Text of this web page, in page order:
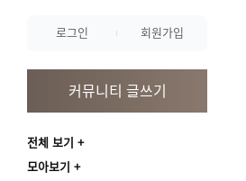
로그인 회원가입
커뮤니티 글쓰기
전체 보기
모아보기